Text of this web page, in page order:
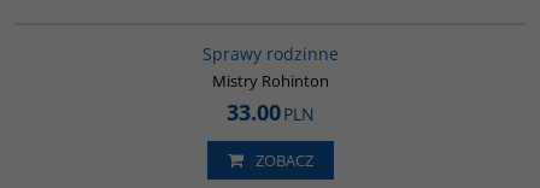
Sprawy rodzinne
Mistry Rohinton
33.00PLN
ZOBACZ